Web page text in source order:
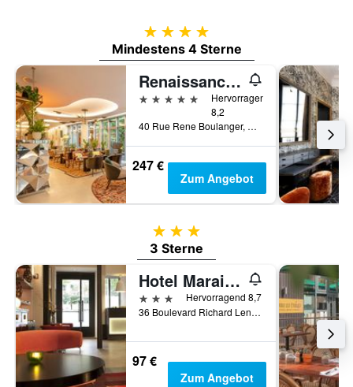
4 Sterne
Mindestens 4 Sterne
Renaissance Paris Republique Hotel
5 Sterne
Hervorragend
8,2
40 Rue Rene Boulanger, Paris, Frankreich
247 €
Zum Angebot
3 Sterne
3 Sterne
Hotel Marais Bastille
3 Sterne
Hervorragend 8,7
36 Boulevard Richard Lenoir, Paris, Frankreich
97 €
Zum Angebot